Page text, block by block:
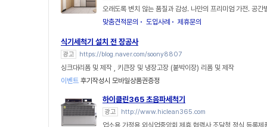
오래도록 변치 않는 품질과 감성. 나만의 프리미엄 가전. 공간
맞춤견적문의
도입사례 제휴문의
식기세척기 설치 전 장공사
광고 https://blog.naver.com/soony8807
싱크대리폼 및 제작 , 키큰장 및 냉장고장 (붙박이장) 리폼 및 제작
이벤트 후기작성시 모바일상품권증정
하이클린365 초음파세척기
광고 http://www.hiclean365.com
업소용 가정용 외식업중앙회 제휴 협력사 조달청 정식 등록제